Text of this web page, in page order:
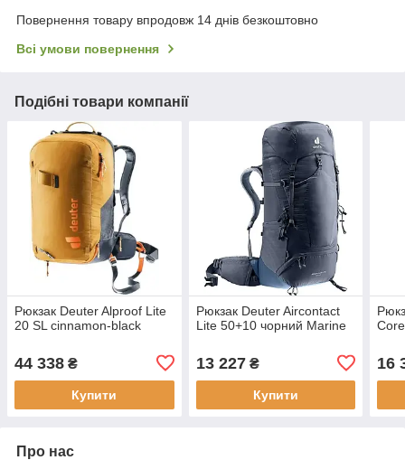
Повернення товару впродовж 14 днів безкоштовно
Всі умови повернення
Подібні товари компанії
Рюкзак Deuter Alproof Lite
20 SL cinnamon-black
44 338 ₴
Купити
Рюкзак Deuter Aircontact
Lite 50+10 чорний Marine
13 227₴
Купити
16
Про нас